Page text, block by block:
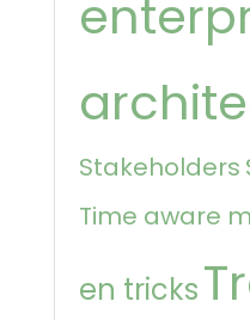
Stakeholders
Time aware
en tricks